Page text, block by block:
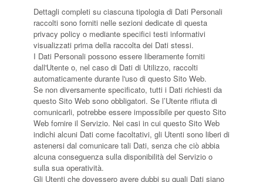
Dettagli completi su ciascuna tipologia di Dati Personali
raccolti sono forniti nelle sezioni dedicate di questa
privacy policy o mediante specifici testi informativi
visualizzati prima della raccolta dei Dati stessi.
I Dati Personali possono essere liberamente forniti
dall'Utente o, nel caso di Dati di Utilizzo, raccolti
automaticamente durante l'uso di questo Sito Web.
Se non diversamente specificato, tutti i Dati richiesti da
questo Sito Web sono obbligatori. Se l’Utente rifiuta di
comunicarli, potrebbe essere impossibile per questo Sito
Web fornire il Servizio. Nei casi in cui questo Sito Web
indichi alcuni Dati come facoltativi, gli Utenti sono liberi di
astenersi dal comunicare tali Dati, senza che ciò abbia
alcuna conseguenza sulla disponibilità del Servizio o
sulla sua operatività.
Gli Utenti che dovessero avere dubbi su quali Dati siano